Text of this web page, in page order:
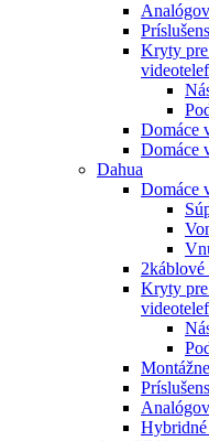
Kryty pre
Domáce
Domáce
Dahua
Domáce
Kryty pre
Hybridné